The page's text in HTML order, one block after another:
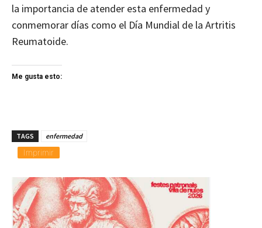
la importancia de atender esta enfermedad y
conmemorar días como el Día Mundial de la Artritis
Reumatoide.
Me gusta esto:
TAGS enfermedad
Imprimir